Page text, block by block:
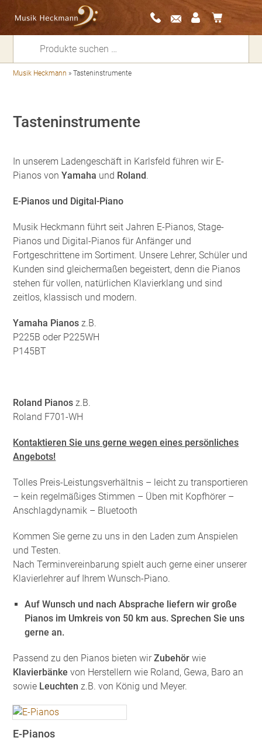
Musik Heckmann »Tasteninstrumente
Tasteninstrumente
In unserem Ladengeschäft in Karlsfeld führen wir E-
Pianos vonYamaha und Roland.
E-Pianos und Digital-Piano
Musik Heckmann führt seit Jahren E-Pianos, Stage-
Pianos und Digital-Pianos für Anfänger und
Fortgeschrittene im Sortiment. Unsere Lehrer, Schüler und
Kunden sind gleichermaßen begeistert, denn die Pianos
stehen für vollen, natürlichen Klavierklang und sind
zeitlos, klassisch und modern.
Yamaha Pianos z.B.
P225B oder P225WH
P145BT
Roland Pianos z.B.
Roland F701-WH
Kontaktieren Sie uns gerne wegen eines persönliches
Angebots!
Tolles Preis-Leistungsverhältnis – leicht zu transportieren
– kein regelmäßiges Stimmen – Üben mit Kopfhörer –
Anschlagdynamik – Bluetooth
Kommen Sie gerne zu uns in den Laden zum Anspielen
und Testen.
Nach Terminvereinbarung spielt auch gerne einer unserer
Klavierlehrer auf Ihrem Wunsch-Piano.
Auf Wunsch und nach Absprache liefern wir große
Pianos im Umkreis von 50 km aus. Sprechen Sie uns
gerne an.
Passend zu den Pianos bieten wirZubehör wie
Klavierbänke von Herstellern wie Roland, Gewa, Baro an
sowie Leuchten z.B. von König und Meyer.
E-Pianos